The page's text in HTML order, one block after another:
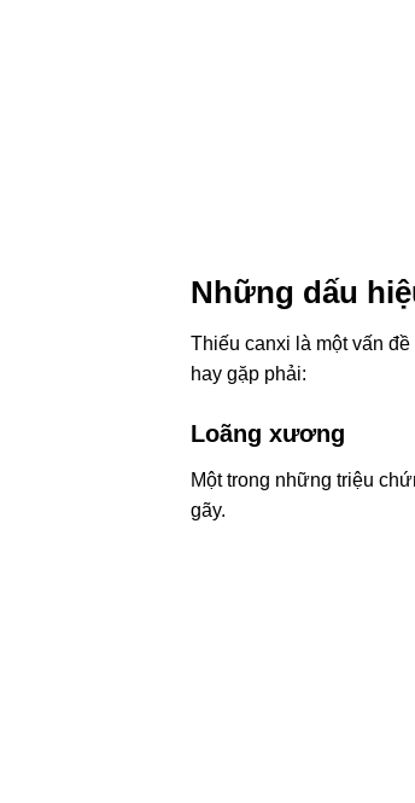
Những dấu
Thiếu canxi là một vấn
hay gặp phải:
Loãng xương
Một trong những triệu
gãy.